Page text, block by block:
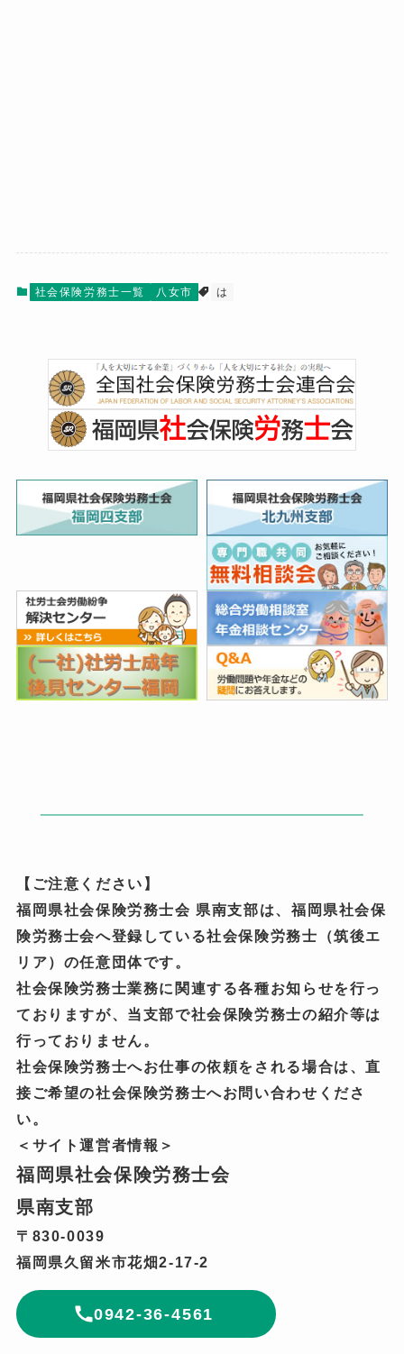
社会保険労務士一覧 八女市 は
【ご注意ください】
福岡県社会保険労務士会 県南支部は、福岡県社会保
険労務士会へ登録している社会保険労務士（筑後エ
リア）の任意団体です。
社会保険労務士業務に関連する各種お知らせを行っ
ておりますが、当支部で社会保険労務士の紹介等は
行っておりません。
社会保険労務士へお仕事の依頼をされる場合は、直
接ご希望の社会保険労務士へお問い合わせくださ
い。
＜サイト運営者情報＞
福岡県社会保険労務士会
県南支部
〒830-0039
福岡県久留米市花畑2-17-2
0942-36-4561